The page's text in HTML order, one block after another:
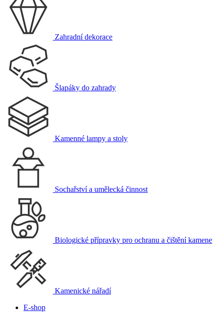
Zahradní dekorace
Šlapáky do zahrady
Kamenné lampy a stoly
Sochařství a umělecká činnost
Biologické přípravky pro ochranu a čištění kamene
Kamenické nářadí
E-shop